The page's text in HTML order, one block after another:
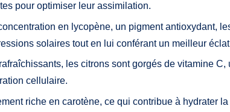
pour optimiser leur assimilation.
en lycopène, un pigment antioxydant,
solaires tout en lui conférant un meilleur
les citrons sont gorgés de vitamine
cellulaire.
riche en carotène, ce qui contribue à hydrater